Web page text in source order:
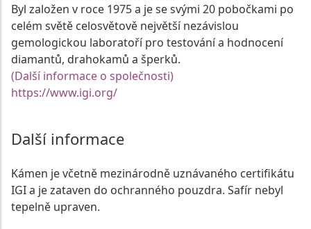
Byl založen v roce 1975 a je se svými 20 pobočkami po
celém světě celosvětově největší nezávislou
gemologickou laboratoří pro testování a hodnocení
diamantů, drahokamů a šperků.
(Další informace o společnosti)
https://www.igi.org/
Další informace
Kámen je včetně mezinárodně uznávaného certifikátu
IGI a je zataven do ochranného pouzdra. Safír nebyl
tepelně upraven.